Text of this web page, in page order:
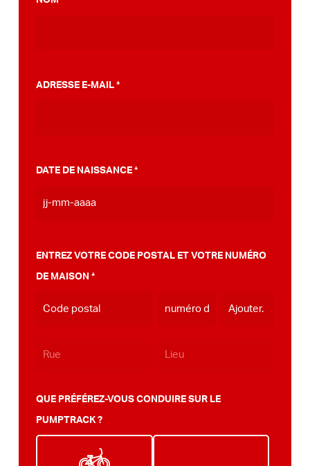
ADRESSE E-MAIL *
DATE DE NAISSANCE *
JJ
MM
tiret
ENTREZ VOTRE CODE POSTAL ET VOTRE NUMÉRO
DE MAISON *
QUE PRÉFÉREZ-VOUS CONDUIRE SUR LE
PUMPTRACK ?